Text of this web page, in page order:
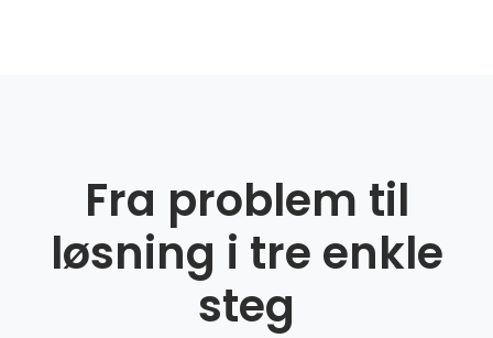
Fra problem til
løsning i tre enkle
steg